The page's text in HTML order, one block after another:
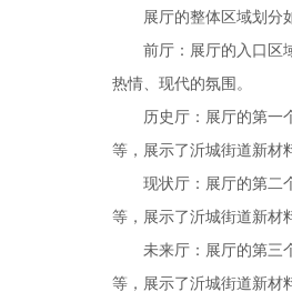
展厅的整体区域划分
前厅：展厅的入口区
热情、现代的氛围。
历史厅：展厅的第一
等，展示了沂城街道新材
现状厅：展厅的第二
等，展示了沂城街道新材
未来厅：展厅的第三
等，展示了沂城街道新材